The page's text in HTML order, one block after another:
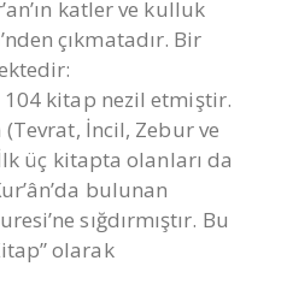
katler ve kulluk
çıkmatadır. Bir
104 kitap nezil etmiştir.
İncil, Zebur ve
İlk üç kitapta olanları da
bulunan
sığdırmıştır. Bu
olarak